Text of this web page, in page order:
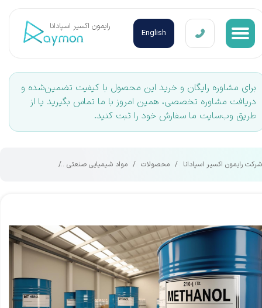
برای مشاوره رایگان و خرید این محصول با کیفیت تضمین‌شده و
دریافت مشاوره تخصصی، همین امروز با ما تماس بگیرید یا از
طریق وب‌سایت ما سفارش خود را ثبت کنید.
شرکت رایمون اکسیر اسپادانا محصولات مواد شیمیایی صنعتی
​رایمون اکسیر اسپادانا
English